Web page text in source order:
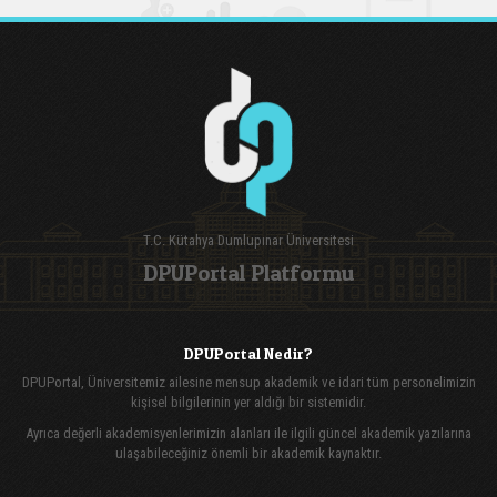
T.C. Kütahya Dumlupınar Üniversitesi
DPUPortal Platformu
DPUPortal Nedir?
DPUPortal, Üniversitemiz ailesine mensup akademik ve idari tüm personelimizin
kişisel bilgilerinin yer aldığı bir sistemidir.
Ayrıca değerli akademisyenlerimizin alanları ile ilgili güncel akademik yazılarına
ulaşabileceğiniz önemli bir akademik kaynaktır.